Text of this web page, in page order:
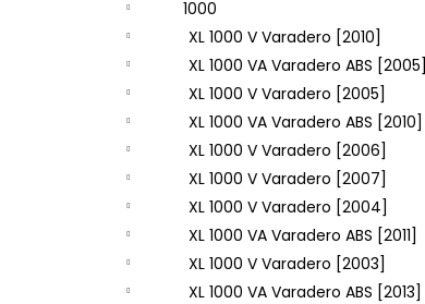
1000
XL 1000 V Varadero [2010]
XL 1000 VA Varadero ABS [2005]
XL 1000 V Varadero [2005]
XL 1000 VA Varadero ABS [2010]
XL 1000 V Varadero [2006]
XL 1000 V Varadero [2007]
XL 1000 V Varadero [2004]
XL 1000 VA Varadero ABS [2011]
XL 1000 V Varadero [2003]
XL 1000 VA Varadero ABS [2013]